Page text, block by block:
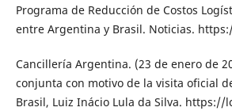
Programa de Reducción de Costos
entre Argentina y Brasil. Noticias.
Cancillería Argentina. (23 de enero de
conjunta con motivo de la visita oficial
Brasil, Luiz Inácio Lula da Silva. https://